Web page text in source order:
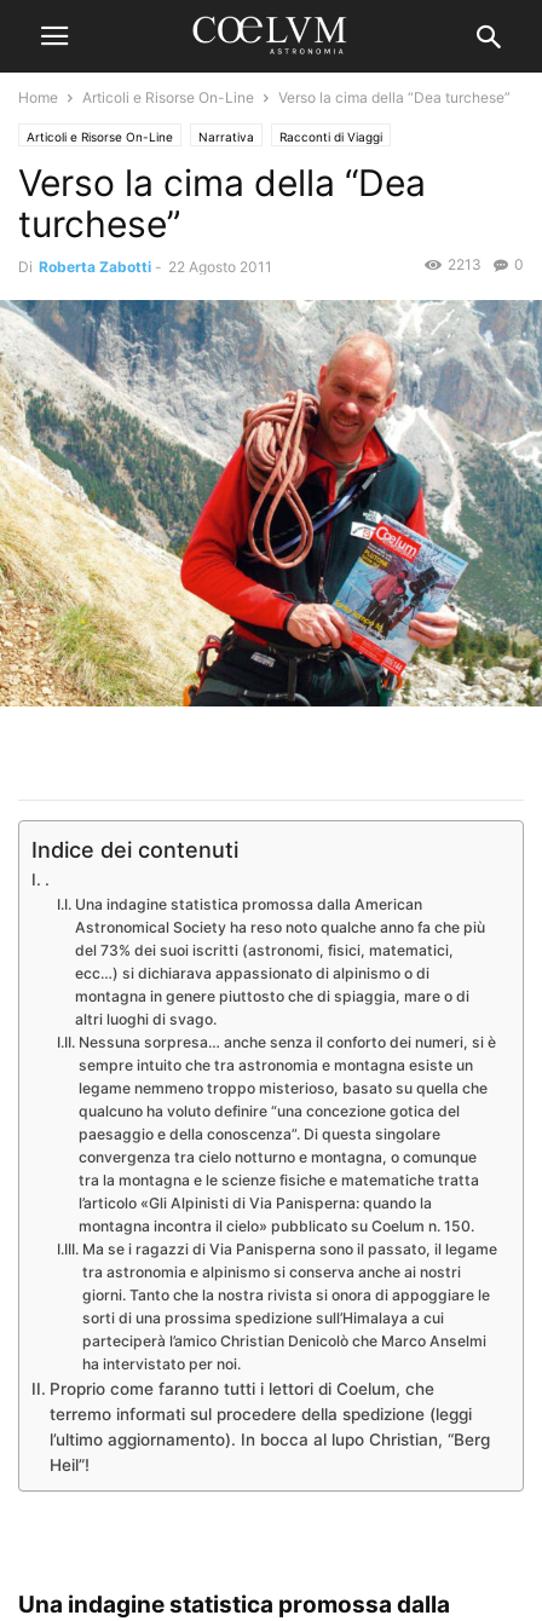
Home Articoli e Risorse On-Line Verso la cima della “Dea turchese”
Articoli e Risorse On-Line Narrativa Racconti di Viaggi
Verso la cima della “Dea
turchese”
Di Roberta Zabotti - 22 Agosto 2011 0
2213
Indice dei contenuti
.
Una indagine statistica promossa dalla American
Astronomical Society ha reso noto qualche anno fa che più
del 73% dei suoi iscritti (astronomi, fisici, matematici,
ecc…) si dichiarava appassionato di alpinismo o di
montagna in genere piuttosto che di spiaggia, mare o di
altri luoghi di svago.
Nessuna sorpresa… anche senza il conforto dei numeri, si è
sempre intuito che tra astronomia e montagna esiste un
legame nemmeno troppo misterioso, basato su quella che
qualcuno ha voluto definire “una concezione gotica del
paesaggio e della conoscenza”. Di questa singolare
convergenza tra cielo notturno e montagna, o comunque
tra la montagna e le scienze fisiche e matematiche tratta
l’articolo «Gli Alpinisti di Via Panisperna: quando la
montagna incontra il cielo» pubblicato su Coelum n. 150.
Ma se i ragazzi di Via Panisperna sono il passato, il legame
tra astronomia e alpinismo si conserva anche ai nostri
giorni. Tanto che la nostra rivista si onora di appoggiare le
sorti di una prossima spedizione sull’Himalaya a cui
parteciperà l’amico Christian Denicolò che Marco Anselmi
ha intervistato per noi.
Proprio come faranno tutti i lettori di Coelum, che
terremo informati sul procedere della spedizione (leggi
l’ultimo aggiornamento). In bocca al lupo Christian, “Berg
Heil”!
Una indagine statistica promossa dalla